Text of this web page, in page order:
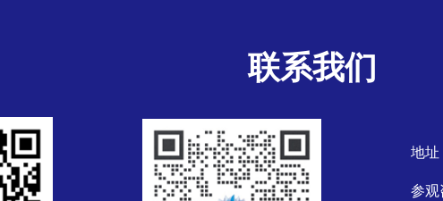
联系我们
地
参观